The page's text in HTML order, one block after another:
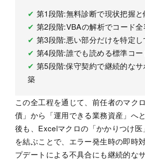
✔ 第1段階:無料診断で現状把握
✔ 第2段階:VBAの解析でコード
✔ 第3段階:悪い部分だけを特定し
✔ 第4段階:誰でも読める標準コー
✔ 第5段階:保守契約で継続的な
築
この全工程を通じて、前任者のマク
債」から「運用できる業務資産」へ
後も、Excelマクロの「かかりつけ
を結ぶことで、エラー発生時の即時
プデートによる不具合にも継続的な